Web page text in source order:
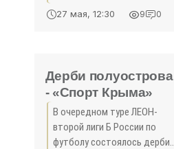
союза. Обошлось без
турнирных неожиданностей,
Интересно, что в этом
сезоне к командам
27 мая, 12:30 9 0
Дерби полуострова
- «Спорт Крыма»
В очередном туре ЛЕОН-
второй лиги Б России по
футболу состоялось дерби